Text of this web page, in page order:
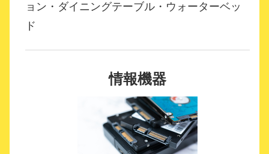
ョン・ダイニングテーブル・ウォーターベッ
ド
情報機器